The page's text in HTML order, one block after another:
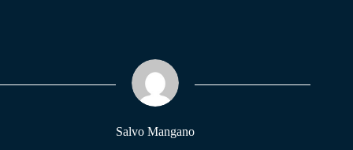
pp m
Salvo Mangano